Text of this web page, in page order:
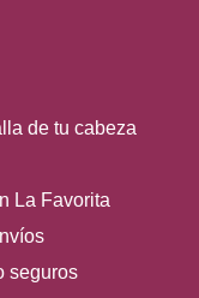
de tu cabeza
La Favorita
seguros